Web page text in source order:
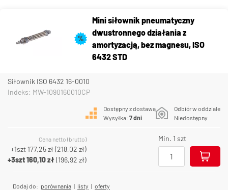
%
Mini siłownik pneumatyczny
dwustronnego działania z
amortyzacją, bez magnesu, ISO
6432 STD
Siłownik ISO 6432 16-0010
Indeks: MW-1090160010CP
Dostępny z dostawą
Wysyłka: 7 dni
Odbiór w oddziale
Niedostępny
Cena netto (brutto)
+1szt 177,25 zł(218,02 zł)
+3szt160,10 zł(196,92 zł)
Min. 1 szt
Dodaj do: porównania | listy | oferty